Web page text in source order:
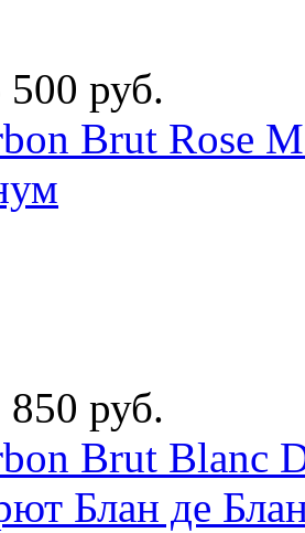
руб.
Brut Rose
руб.
Brut Blanc
Блан де